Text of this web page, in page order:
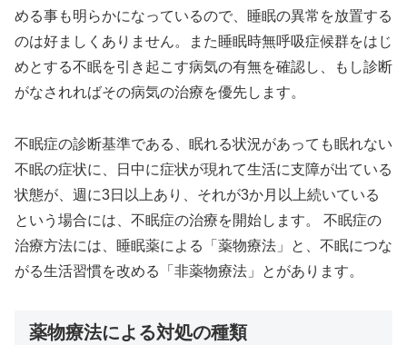
める事も明らかになっているので、睡眠の異常を放置する
のは好ましくありません。また睡眠時無呼吸症候群をはじ
めとする不眠を引き起こす病気の有無を確認し、もし診断
がなされればその病気の治療を優先します。
不眠症の診断基準である、眠れる状況があっても眠れない
不眠の症状に、日中に症状が現れて生活に支障が出ている
状態が、週に3日以上あり、それが3か月以上続いている
という場合には、不眠症の治療を開始します。 不眠症の
治療方法には、睡眠薬による「薬物療法」と、不眠につな
がる生活習慣を改める「非薬物療法」とがあります。
薬物療法による対処の種類